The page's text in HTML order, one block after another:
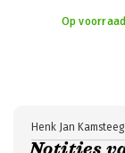
Op
Henk Jan Kamsteeg